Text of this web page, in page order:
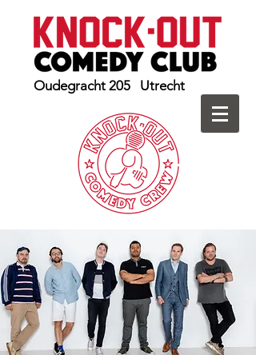
Oudegracht 205 Utrecht